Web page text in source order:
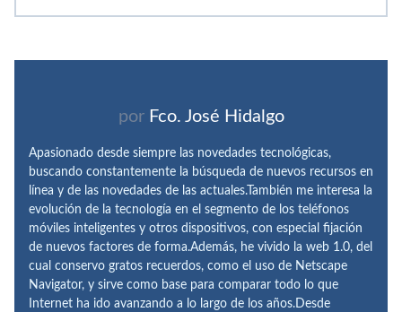
por Fco. José Hidalgo
Apasionado desde siempre las novedades tecnológicas,
buscando constantemente la búsqueda de nuevos recursos en
línea y de las novedades de las actuales.También me interesa la
evolución de la tecnología en el segmento de los teléfonos
móviles inteligentes y otros dispositivos, con especial fijación
de nuevos factores de forma.Además, he vivido la web 1.0, del
cual conservo gratos recuerdos, como el uso de Netscape
Navigator, y sirve como base para comparar todo lo que
Internet ha ido avanzando a lo largo de los años.Desde